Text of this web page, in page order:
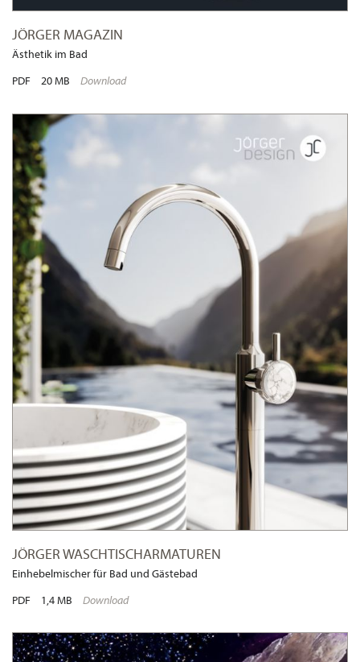
JÖRGER MAGAZIN
Ästhetik im Bad
PDF
20 MB Download
JÖRGER WASCHTISCHARMATUREN
Einhebelmischer für Bad und Gästebad
PDF
1,4 MB Download